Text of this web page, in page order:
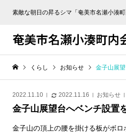
素敵な朝日の昇るシマ「奄美市名瀬小湊
奄美市名瀬小湊町内
くらし お知らせ 金子山展
2022.11.10 2022.11.16 お知らせ
金子山展望台へベンチ設置
金子山の頂上の腰を掛ける板がボロ